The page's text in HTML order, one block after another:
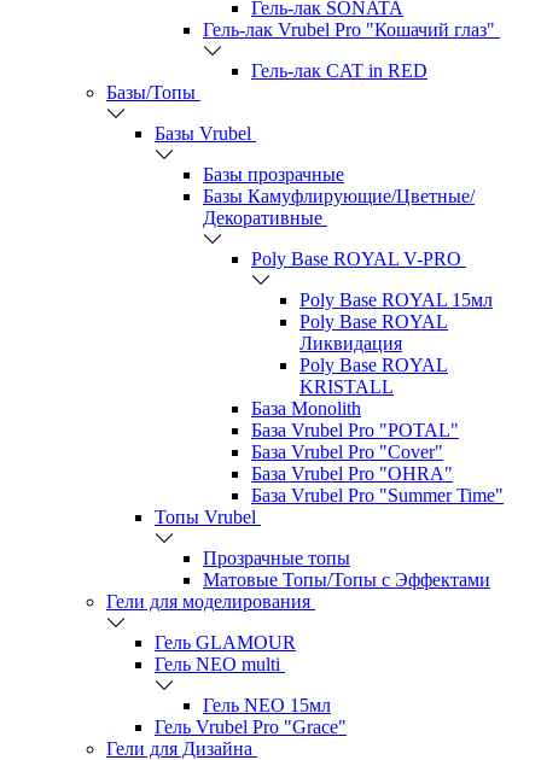
Гель-лак SONATA
Гель-лак Vrubel Pro "Кошачий глаз"
Гель-лак CAT in RED
Базы/Топы
Базы Vrubel
Базы прозрачные
Базы Камуфлирующие/Цветные/
Декоративные
Poly Base ROYAL V-PRO
Poly Base ROYAL 15мл
Poly Base ROYAL
Ликвидация
Poly Base ROYAL
KRISTALL
База Monolith
База Vrubel Pro "POTAL"
База Vrubel Pro "Сover"
База Vrubel Pro "OHRA"
База Vrubel Pro "Summer Time"
Топы Vrubel
Прозрачные топы
Матовые Топы/Топы с Эффектами
Гели для моделирования
Гель GLAMOUR
Гель NEO multi
Гель NEO 15мл
Гель Vrubel Pro "Grace"
Гели для Дизайна